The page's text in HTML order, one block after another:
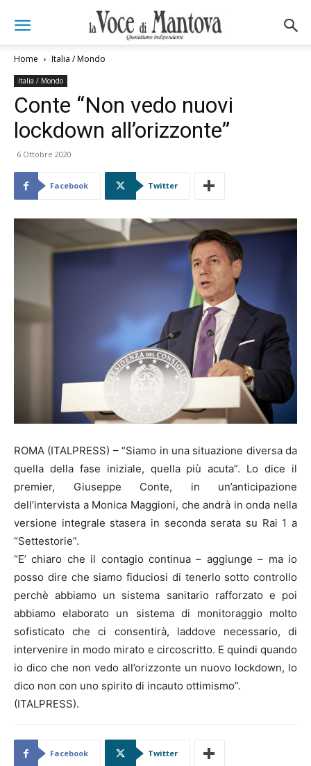
Home Italia / Mondo
Italia / Mondo
Conte “Non vedo nuovi
lockdown all’orizzonte”
6 Ottobre 2020
Facebook Twitter
ROMA (ITALPRESS) – “Siamo in una situazione diversa da
quella della fase iniziale, quella più acuta”. Lo dice il
premier, Giuseppe Conte, in un’anticipazione
dell’intervista a Monica Maggioni, che andrà in onda nella
versione integrale stasera in seconda serata su Rai 1 a
“Settestorie”.
“E’ chiaro che il contagio continua – aggiunge – ma io
posso dire che siamo fiduciosi di tenerlo sotto controllo
perchè abbiamo un sistema sanitario rafforzato e poi
abbiamo elaborato un sistema di monitoraggio molto
sofisticato che ci consentirà, laddove necessario, di
intervenire in modo mirato e circoscritto. E quindi quando
io dico che non vedo all’orizzonte un nuovo lockdown, lo
dico non con uno spirito di incauto ottimismo”.
(ITALPRESS).
Facebook Twitter